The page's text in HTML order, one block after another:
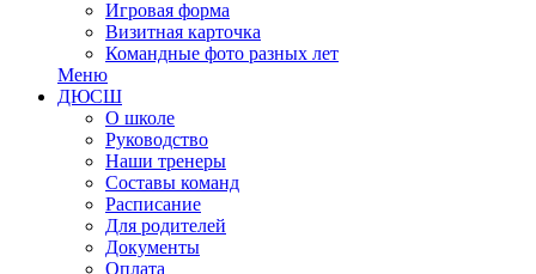
Игровая форма
Визитная карточка
Командные фото разных лет
Меню
ДЮСШ
О школе
Руководство
Наши тренеры
Составы команд
Расписание
Для родителей
Документы
Оплата